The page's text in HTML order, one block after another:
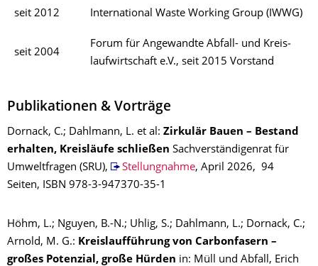
seit 2012 International Waste Working Group (IWWG)
seit 2004
Forum für Angewandte Abfall- und Kreis­
laufwirtschaft e.V., seit 2015 Vorstand
Publikationen & Vorträge
Dornack, C.; Dahlmann, L. et al: Zirkulär Bauen – Bestand
erhalten, Kreisläufe schließen Sachverständigenrat für
Umweltfragen (SRU),
Stellungnahme, April 2026, 94
Seiten, ISBN 978-3-947370-35-1
Höhm, L.; Nguyen, B.-N.; Uhlig, S.; Dahlmann, L.; Dornack, C.;
Arnold, M. G.: Kreislaufführung von Carbonfasern –
großes Potenzial, große Hürden in: Müll und Abfall, Erich